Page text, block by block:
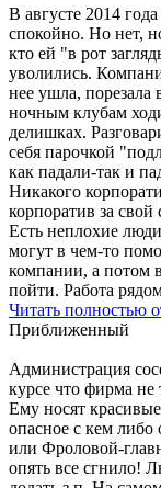
В августе 2014
спокойно. Но нет,
кто ей "в рот
уволились.
нее ушла, порезала
ночным клубам
делишках.
себя парочкой
как падали-так и
Никакого
корпоратив за свой
Есть неплохие
могут в чем-то
компании, а
пойти. Работа
Читать полностью
Приближенный
Администрация
курсе что фирма не
Ему носят
опасное с кем либо
или Фроловой-
опять все сгнило!